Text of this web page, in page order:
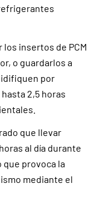
insertos de PCM
o guardarlos a
por
2,5 horas
que llevar
al día durante
que provoca la
mediante el